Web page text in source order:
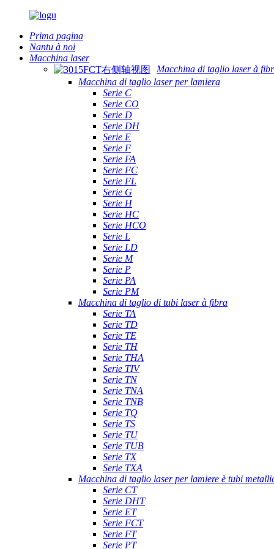
Prima pagina
Nantu à noi
Macchina laser
Macchina di taglio laser à
Macchina di taglio laser per lamiera
Serie C
Serie CO
Serie D
Serie DH
Serie E
Serie F
Serie FA
Serie FC
Serie FL
Serie G
Serie H
Serie HC
Serie HCO
Serie L
Serie LD
Serie M
Serie P
Serie PA
Serie PM
Macchina di taglio di tubi laser à fibra
Serie TA
Serie TD
Serie TE
Serie TH
Serie THA
Serie TIV
Serie TN
Serie TNA
Serie TNB
Serie TQ
Serie TS
Serie TU
Serie TUB
Serie TX
Serie TXA
Macchina di taglio laser per lamiere è tubi
Serie CT
Serie DHT
Serie ET
Serie FCT
Serie FT
Serie PT